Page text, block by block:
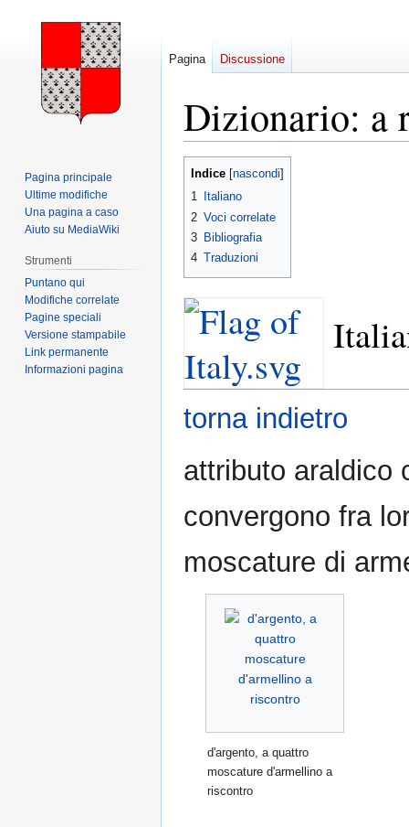
Dizionario: a
VaiVai
Indice
1
Italiano
2 Voci correlate
3 Bibliografia
4 Traduzioni
torna indietro
attributo araldico
convergono fra
moscature di
d'argento, a quattro
moscature d'armellino a
riscontro
Pagina Discussione
Pagina principale
Ultime modifiche
Una pagina a caso
Aiuto su MediaWiki
Strumenti
Puntano qui
Modifiche correlate
Pagine speciali
Versione stampabile
Link permanente
Informazioni pagina